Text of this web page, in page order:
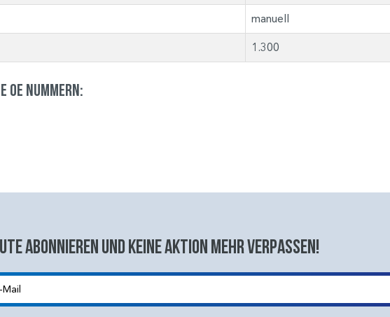
manuell
1.300
Nummern:
abonnieren und keine aktion mehr verpassen!